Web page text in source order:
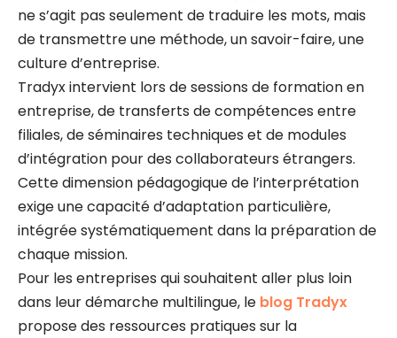
ne s’agit pas seulement de traduire les mots, mais
de transmettre une méthode, un savoir-faire, une
culture d’entreprise.
Tradyx intervient lors de sessions de formation en
entreprise, de transferts de compétences entre
filiales, de séminaires techniques et de modules
d’intégration pour des collaborateurs étrangers.
Cette dimension pédagogique de l’interprétation
exige une capacité d’adaptation particulière,
intégrée systématiquement dans la préparation de
chaque mission.
Pour les entreprises qui souhaitent aller plus loin
dans leur démarche multilingue, le blog Tradyx
propose des ressources pratiques sur la